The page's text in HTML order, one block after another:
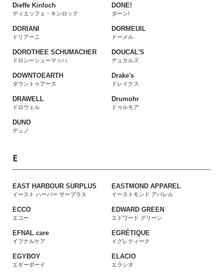
Dieffe Kinloch
ディエッフェ・キンロック
DONE!
ダーン!
DORIANI
ドリアーニ
DORMEUIL
ドーメル
DOROTHEE SCHUMACHER
ドロシーシューマッハ
DOUCAL'S
デュカルズ
DOWNTOEARTH
ダウントゥアース
Drake's
ドレイクス
DRAWELL
ドロウェル
Drumohr
ドゥルモア
DUNO
デュノ
E
EAST HARBOUR SURPLUS
イースト ハーバー サープラス
EASTMOND APPAREL
イーストモンド アパレル
ECCO
エコー
EDWARD GREEN
エドワード グリーン
EFNAL care
イフナルケア
EGRÉTIQUE
イグレティーク
EGYBOY
エギーボーイ
ELACIO
エラシオ